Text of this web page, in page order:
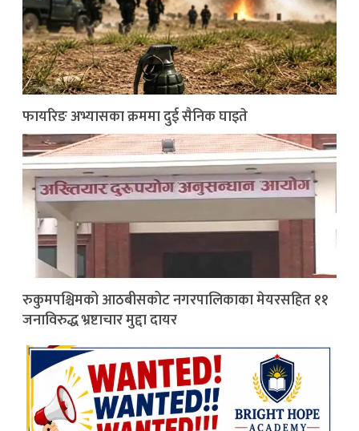
फायरिङ अभ्यासका क्रममा दुई सैनिक घाइते
रुकुमपश्चिमको आठबीसकोट नगरपालिकाका मेयरसहित ११
जनाविरुद्ध भ्रष्टाचार मुद्दा दायर